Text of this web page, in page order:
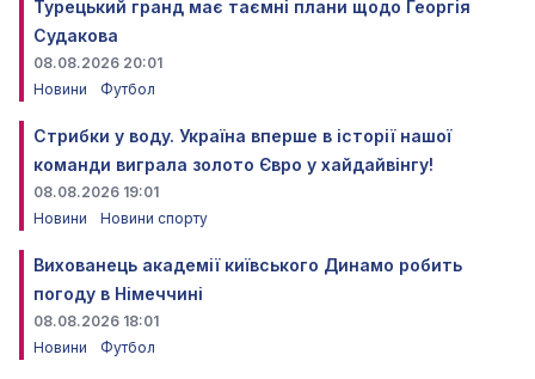
Турецький гранд має таємні плани щодо Георгія
Судакова
08.08.2026 20:01
Новини
Футбол
Стрибки у воду. Україна вперше в історії нашої
команди виграла золото Євро у хайдайвінгу!
08.08.2026 19:01
Новини
Новини спорту
Вихованець академії київського Динамо робить
погоду в Німеччині
08.08.2026 18:01
Новини
Футбол